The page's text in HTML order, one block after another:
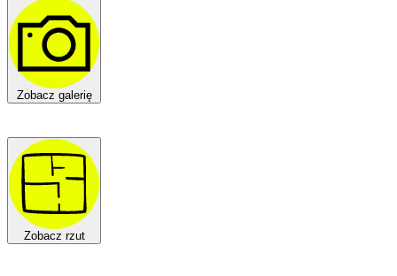
Zobacz galerię
Zobacz rzut